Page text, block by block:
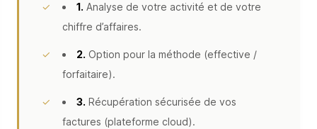
1. Analyse de votre activité et de votre
chiffre d’affaires.
2. Option pour la méthode (effective /
forfaitaire).
3. Récupération sécurisée de vos
factures (plateforme cloud).